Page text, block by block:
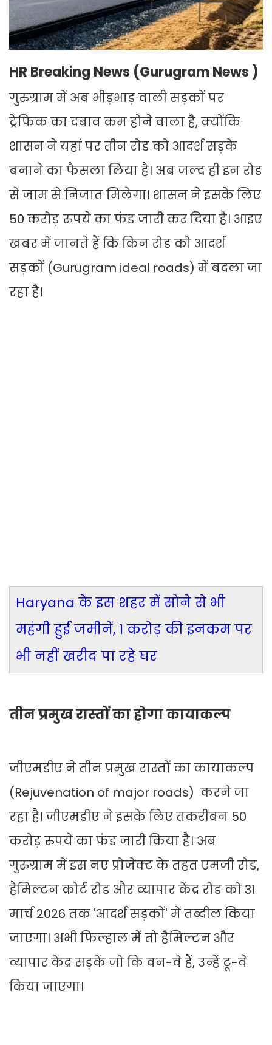
HR Breaking News (Gurugram News )
गुरुग्राम में अब भीड़भाड़ वाली सड़कों पर
ट्रेफिक का दबाव कम होने वाला है, क्योंकि
शासन ने यहां पर तीन रोड को आदर्श सड़के
बनाने का फैसला लिया है। अब जल्द ही इन रोड
से जाम से निजात मिलेगा। शासन ने इसके लिए
50 करोड़ रुपये का फंड जारी कर दिया है। आइए
खबर में जानते हैं कि किन रोड को आदर्श
सड़कों (Gurugram ideal roads) में बदला जा
रहा है।
Haryana के इस शहर में सोने से भी
महंगी हुई जमीनें, 1 करोड़ की इनकम पर
भी नहीं खरीद पा रहे घर
तीन प्रमुख रास्तों का होगा कायाकल्प
जीएमडीए ने तीन प्रमुख रास्तों का कायाकल्प
(Rejuvenation of major roads) करने जा
रहा है। जीएमडीए ने इसके लिए तकरीबन 50
करोड़ रुपये का फंड जारी किया है। अब
गुरुग्राम में इस नए प्रोजेक्ट के तहत एमजी रोड,
हैमिल्टन कोर्ट रोड और व्यापार केंद्र रोड को 31
मार्च 2026 तक 'आदर्श सड़कों' में तब्दील किया
जाएगा। अभी फिल्हाल में तो हैमिल्टन और
व्यापार केंद्र सड़कें जो कि वन-वे हैं, उन्हें टू-वे
किया जाएगा।